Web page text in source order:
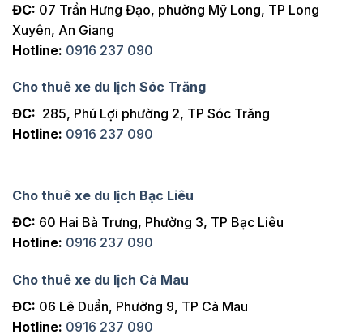
ĐC: 07 Trần Hưng Đạo, phường Mỹ Long, TP Long
Xuyên, An Giang
Hotline: 0916 237 090
Cho thuê xe du lịch Sóc Trăng
ĐC: 285, Phú Lợi phường 2, TP Sóc Trăng
Hotline: 0916 237 090
Cho thuê xe du lịch Bạc Liêu
ĐC: 60 Hai Bà Trưng, Phường 3, TP Bạc Liêu
Hotline: 0916 237 090
Cho thuê xe du lịch Cà Mau
ĐC: 06 Lê Duẩn, Phường 9, TP Cà Mau
Hotline: 0916 237 090